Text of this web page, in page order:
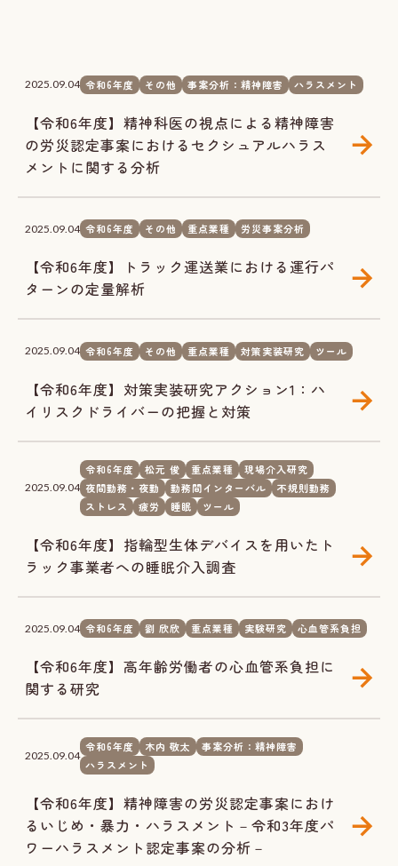
2025.09.04 令和6年度 その他 事案分析：精神障害 ハラスメント
【令和6年度】精神科医の視点による精神障害
の労災認定事案におけるセクシュアルハラス
メントに関する分析
2025.09.04 令和6年度 その他 重点業種 労災事案分析
【令和6年度】トラック運送業における運行パ
ターンの定量解析
2025.09.04 令和6年度 その他 重点業種 対策実装研究 ツール
【令和6年度】対策実装研究アクション1：ハ
イリスクドライバーの把握と対策
2025.09.04
令和6年度 松元 俊 重点業種
現場介入研究
夜間勤務・夜勤
勤務間インターバル
不規則勤務
ストレス
疲労 睡眠 ツール
【令和6年度】指輪型生体デバイスを用いたト
ラック事業者への睡眠介入調査
2025.09.04 令和6年度 劉 欣欣 重点業種 実験研究 心血管系負担
【令和6年度】高年齢労働者の心血管系負担に
関する研究
2025.09.04
令和6年度 木内 敬太
事案分析：精神障害
ハラスメント
【令和6年度】精神障害の労災認定事案におけ
るいじめ・暴力・ハラスメント－令和3年度パ
ワーハラスメント認定事案の分析－